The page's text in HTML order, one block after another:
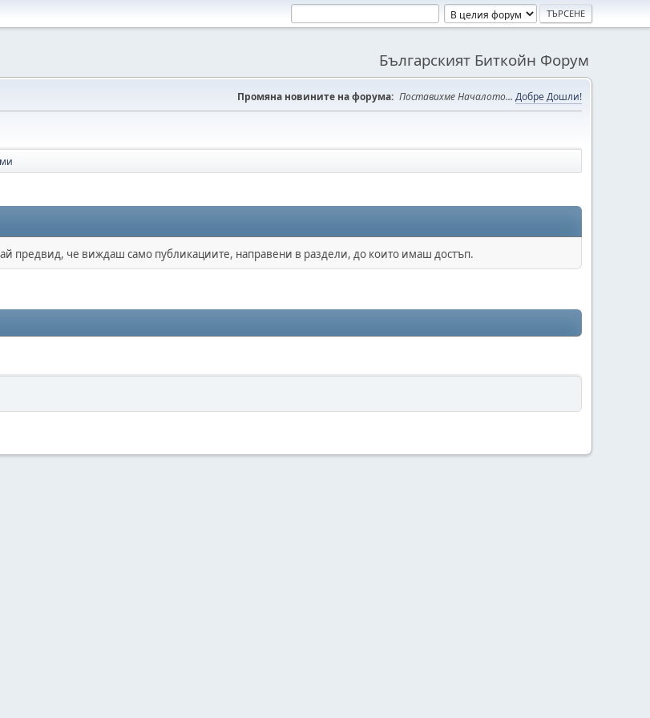
Българският Биткойн Форум
Промяна новините на форума: Поставихме Началото... Добре Дошли!
предвид, че виждаш само публикациите, направени в раздели, до които имаш достъп.